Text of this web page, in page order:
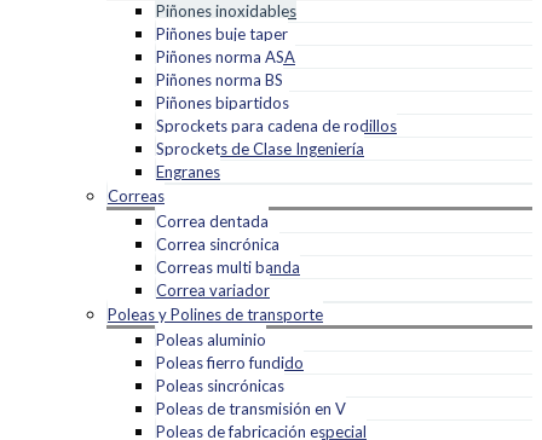
Piñones inoxidables
Piñones buje taper
Piñones norma ASA
Piñones norma BS
Piñones bipartidos
Sprockets para cadena de rodillos
Sprockets de Clase Ingeniería
Engranes
Correas
Correa dentada
Correa sincrónica
Correas multi banda
Correa variador
Poleas y Polines de transporte
Poleas aluminio
Poleas fierro fundido
Poleas sincrónicas
Poleas de transmisión en V
Poleas de fabricación especial